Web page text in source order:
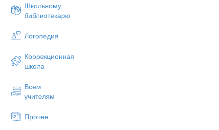
Школьному
библиотекарю
Логопедия
Коррекционная
школа
Всем
учителям
Прочее